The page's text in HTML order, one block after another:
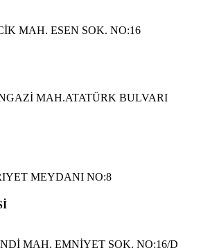
MAH. ESEN SOK. NO:16
MAH.ATATÜRK BULVARI
MEYDANI NO:8
MAH. EMNİYET SOK. NO:16/D